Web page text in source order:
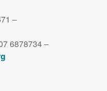
–
6878734 –